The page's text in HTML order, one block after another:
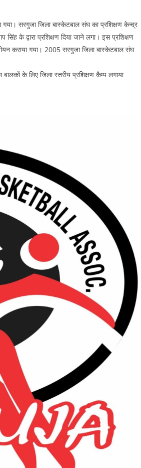
सरगुजा जिला बास्केटबाल संघ का प्रशिक्षण केन्द्र
के द्वारा प्रशिक्षण दिया जाने लगा। इस प्रशिक्षण
कराया गया। 2005 सरगुजा जिला बास्केटबाल संघ
के लिए जिला स्तरीय प्रशिक्षण कैम्प लगाया